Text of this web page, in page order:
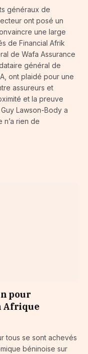
généraux de
ont posé un
une large
de Financial Afrik
de Wafa Assurance
général de
ont plaidé pour une
assureurs et
et la preuve
Lawson-Body a
rien de
pour
Afrique
tous se sont achevés
béninoise sur